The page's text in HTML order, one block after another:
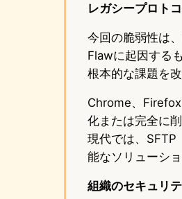
レガシープロト
今回の脆弱性は
Flawに起因する
根本的な課題を
Chrome、
化または完全に
現代では、
能なソリューシ
組織のセキュリ